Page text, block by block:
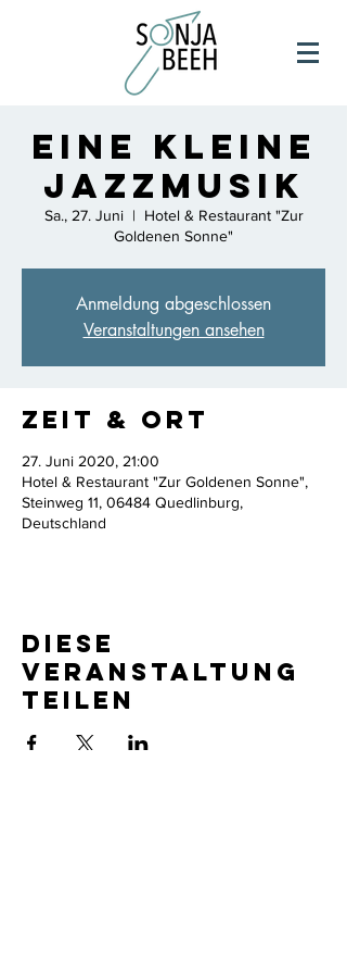
Eine kleine
Jazzmusik
Sa., 27. Juni
  |
Hotel & Restaurant "Zur
Goldenen Sonne"
Anmeldung abgeschlossen
Veranstaltungen ansehen
Zeit & Ort
27. Juni 2020, 21:00
Hotel & Restaurant "Zur Goldenen Sonne",
Steinweg 11, 06484 Quedlinburg,
Deutschland
Diese
Veranstaltung
teilen